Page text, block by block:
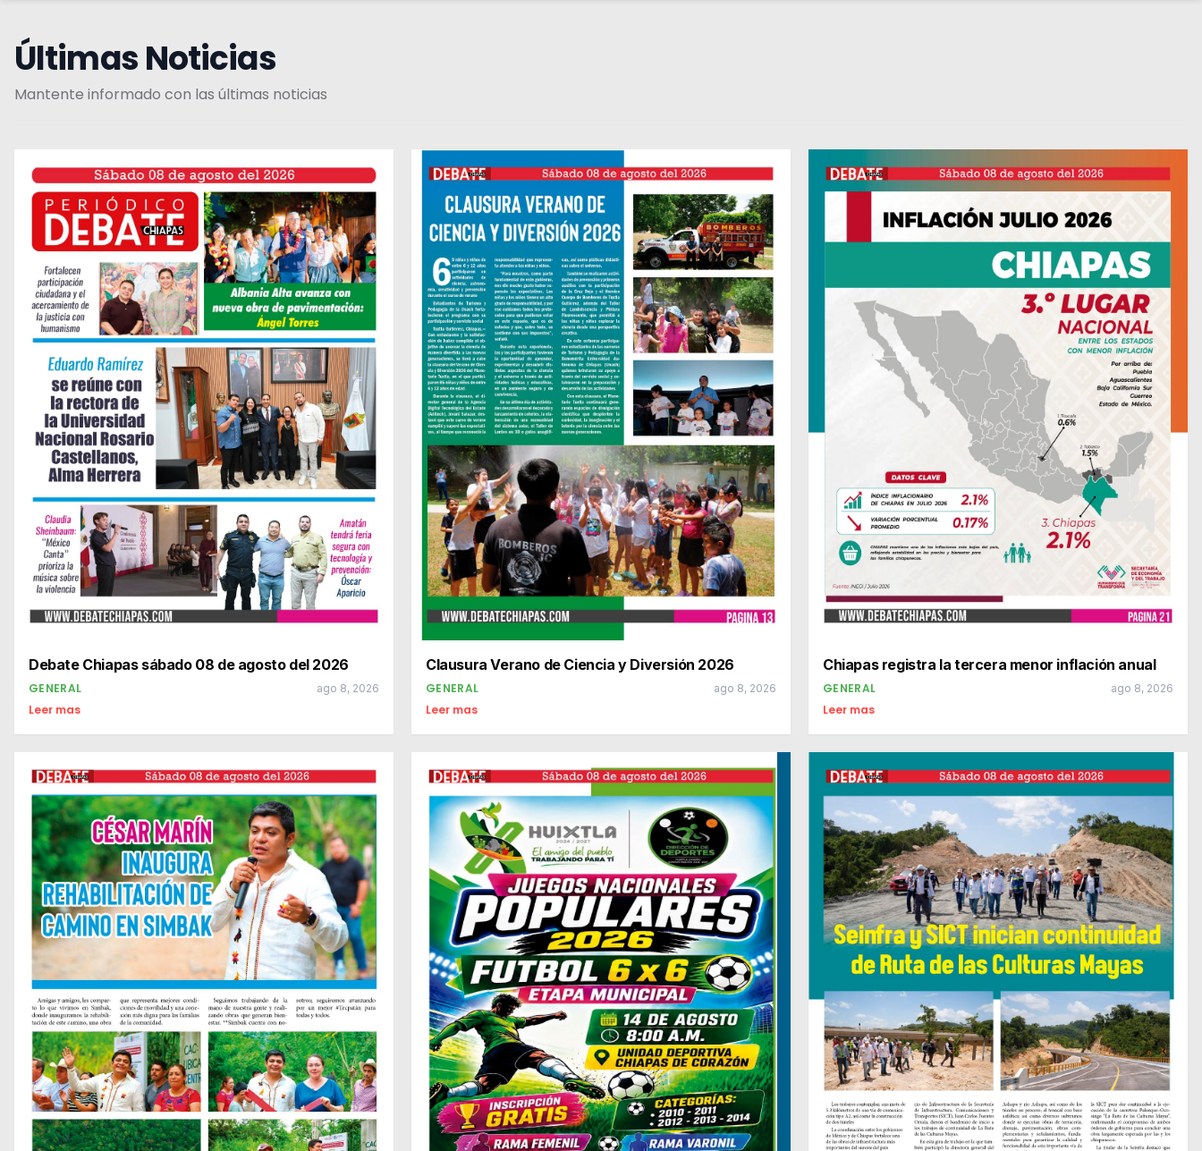
Últimas Noticias
Mantente informado con las últimas noticias
Debate Chiapas sábado 08 de agosto del 2026
GENERAL ago 8, 2026
Leer mas
Clausura Verano de Ciencia y Diversión 2026
GENERAL ago 8, 2026
Leer mas
Chiapas registra la tercera menor inflación anual
GENERAL ago 8, 2026
Leer mas